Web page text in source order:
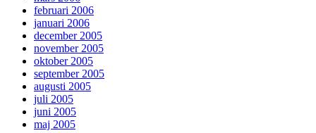
februari 2006
januari 2006
december 2005
november 2005
oktober 2005
september 2005
augusti 2005
juli 2005
juni 2005
maj 2005